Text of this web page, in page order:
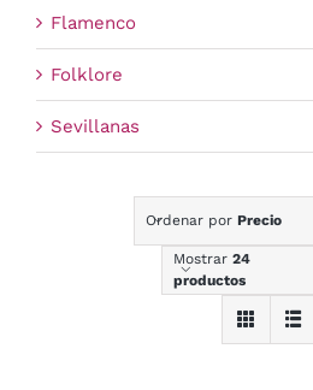
Flamenco
Folklore
Sevillanas
Ordenar por Precio
Mostrar 24
productos